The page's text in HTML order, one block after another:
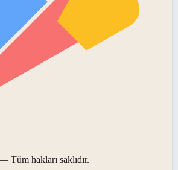
Tüm hakları saklıdır.